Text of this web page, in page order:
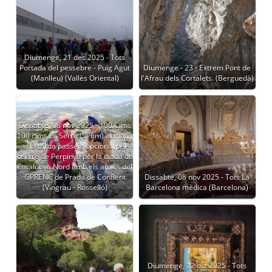
Diumenge, 21 des 2025 - Tots
Portada del pessebre - Puig Agut
(Manlleu) (Vallès Oriental)
Diumenge - 23 - Extrem Pont de
l'Afrau dels Cortalets. (Berguedà)
Dissabte, 08 nov 2025 - 100 Cims
100 cims La Serra (576m) al matí i
a la tarda passeig opcional pel
centre de Perpinyà per la diada de
Catalunya Nord amb els amics del
GPRENC de Prada de Conflent
(Vingrau - Rosselló)
Dissabte, 08 nov 2025 - Tots La
Barcelona mèdica (Barcelona)
Diumenge, 12 oct 2025 - Tots